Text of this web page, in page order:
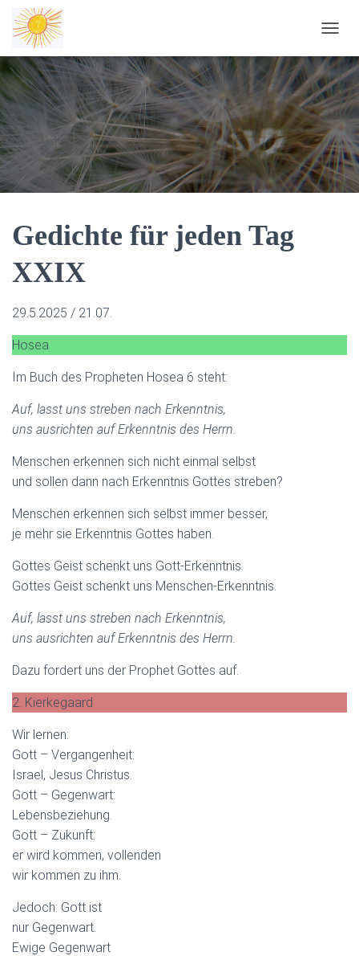
Gedichte für jeden Tag
XXIX
29.5.2025 / 21.07.
Hosea
Im Buch des Propheten Hosea 6 steht:
Auf, lasst uns streben nach Erkenntnis,
uns ausrichten auf Erkenntnis des Herrn.
Menschen erkennen sich nicht einmal selbst
und sollen dann nach Erkenntnis Gottes streben?
Menschen erkennen sich selbst immer besser,
je mehr sie Erkenntnis Gottes haben.
Gottes Geist schenkt uns Gott-Erkenntnis.
Gottes Geist schenkt uns Menschen-Erkenntnis.
Auf, lasst uns streben nach Erkenntnis,
uns ausrichten auf Erkenntnis des Herrn.
Dazu fordert uns der Prophet Gottes auf.
2. Kierkegaard
Wir lernen:
Gott – Vergangenheit:
Israel, Jesus Christus.
Gott – Gegenwart:
Lebensbeziehung.
Gott – Zukunft:
er wird kommen, vollenden
wir kommen zu ihm.
Jedoch: Gott ist
nur Gegenwart.
Ewige Gegenwart